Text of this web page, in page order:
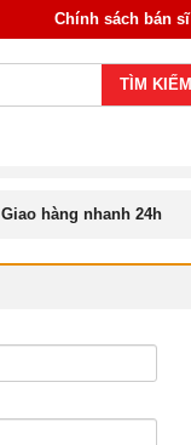
Chính sách bán sĩ
TÌM KIẾM
Giao hàng nhanh 24h